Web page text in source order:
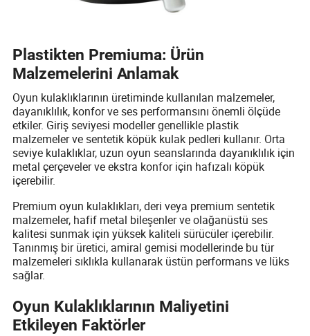
Plastikten Premiuma: Ürün
Malzemelerini Anlamak
Oyun kulaklıklarının üretiminde kullanılan malzemeler,
dayanıklılık, konfor ve ses performansını önemli ölçüde
etkiler. Giriş seviyesi modeller genellikle plastik
malzemeler ve sentetik köpük kulak pedleri kullanır. Orta
seviye kulaklıklar, uzun oyun seanslarında dayanıklılık için
metal çerçeveler ve ekstra konfor için hafızalı köpük
içerebilir.
Premium oyun kulaklıkları, deri veya premium sentetik
malzemeler, hafif metal bileşenler ve olağanüstü ses
kalitesi sunmak için yüksek kaliteli sürücüler içerebilir.
Tanınmış bir üretici, amiral gemisi modellerinde bu tür
malzemeleri sıklıkla kullanarak üstün performans ve lüks
sağlar.
Oyun Kulaklıklarının Maliyetini
Etkileyen Faktörler